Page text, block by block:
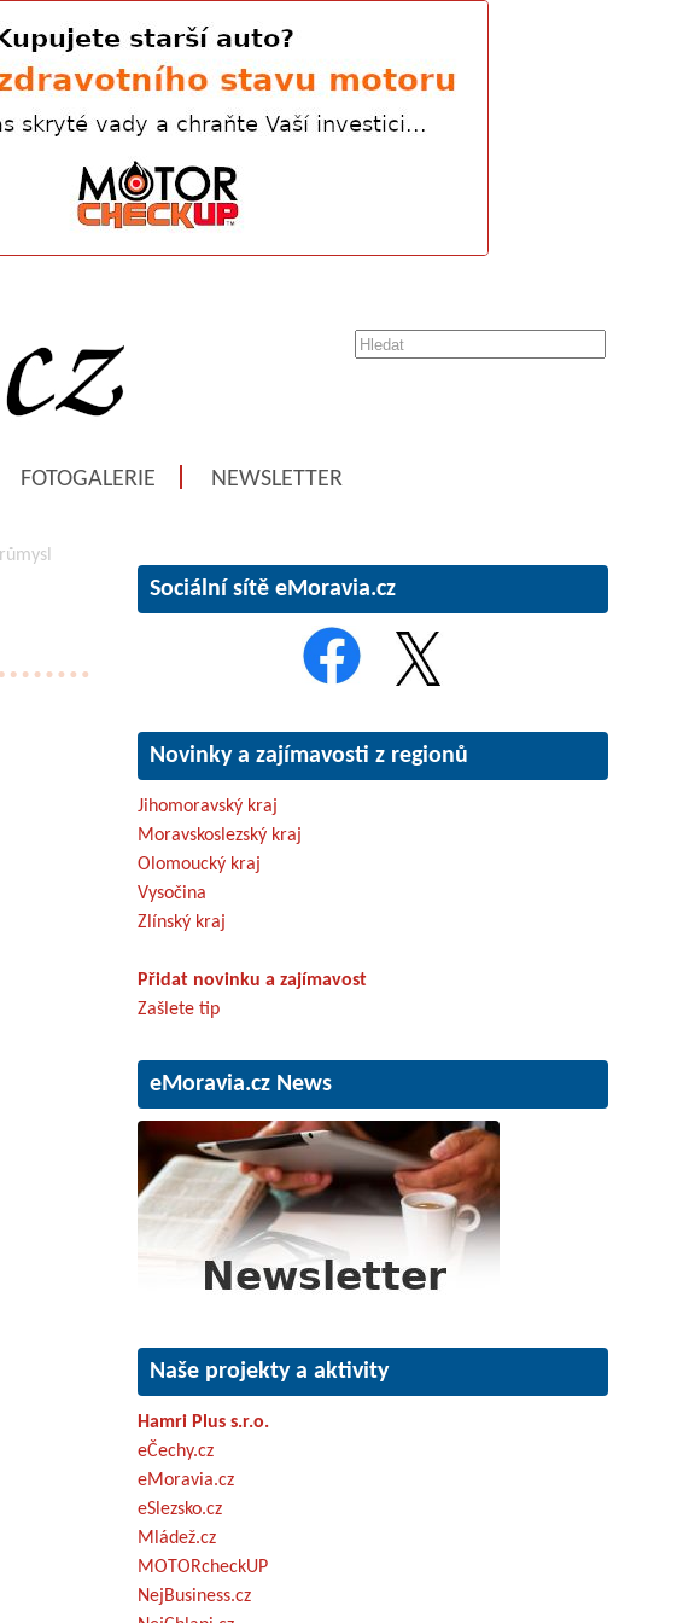
FOTOGALERIE NEWSLETTER
Sociální sítě eMoravia.cz
Novinky a zajímavosti z regionů
Jihomoravský kraj
Moravskoslezský kraj
Olomoucký kraj
Vysočina
Zlínský kraj
Přidat novinku a zajímavost
Zašlete tip
eMoravia.cz News
Naše projekty a aktivity
Hamri Plus s.r.o.
eČechy.cz
eMoravia.cz
eSlezsko.cz
Mládež.cz
MOTORcheckUP
NejBusiness.cz